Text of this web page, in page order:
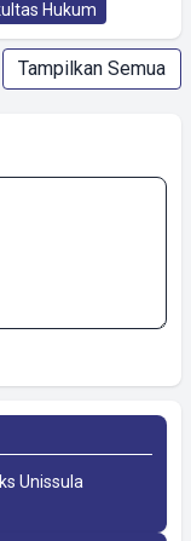
Hukum
Tampilkan Semua
Unissula